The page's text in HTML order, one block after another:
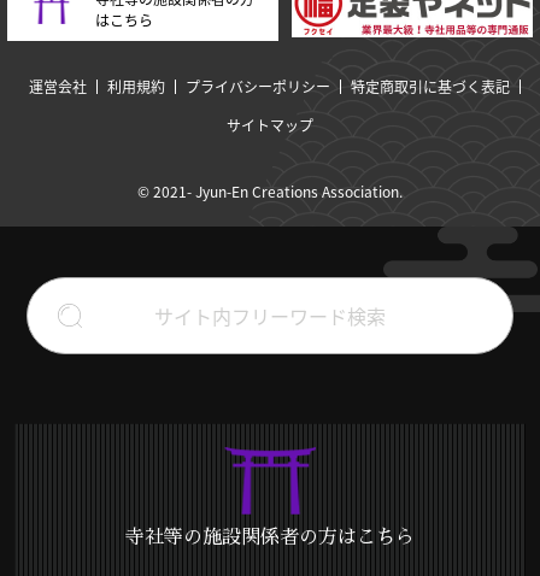
はこちら
運営会社 利用規約 プライバシーポリシー
特定商取引に基づく表記
サイトマップ
© 2021- Jyun-En Creations Association.
寺社等の施設関係者の方はこちら